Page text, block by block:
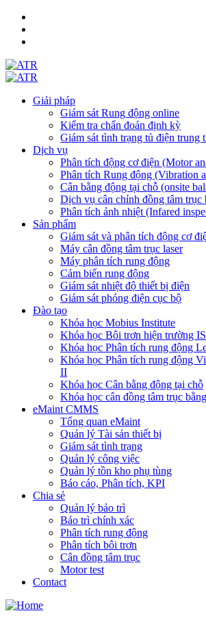
Giải pháp
Giám sát Rung động online
Kiểm tra chẩn đoán định kỳ
Giám sát tình trạng tủ điện trung
Dịch vụ
Phân tích động cơ điện (Motor
Phân tích Rung động (Vibration
Cân bằng động tại chỗ (onsite
Dịch vụ cân chỉnh đồng tâm trục
Phân tích ảnh nhiệt (Infared
Sản phẩm
Giám sát và phân tích động cơ
Máy cân đồng tâm trục laser
Máy phân tích rung động
Cảm biến rung động
Giám sát nhiệt độ thiết bị điện
Giám sát phóng điện cục bộ
Đào tạo
Khóa học Mobius Institute
Khóa học Bôi trơn hiện trường
Khóa học Phân tích rung động
Khóa học Phân tích rung động
II
Khóa học Cân bằng động tại chỗ
Khóa học cân đồng tâm trục
eMaint CMMS
Tổng quan eMaint
Quản lý Tài sản thiết bị
Giám sát tình trạng
Quản lý công việc
Quản lý tồn kho phụ tùng
Báo cáo, Phân tích, KPI
Chia sẻ
Quản lý bảo trì
Bảo trì chính xác
Phân tích rung động
Phân tích bôi trơn
Cân đồng tâm trục
Motor test
Contact